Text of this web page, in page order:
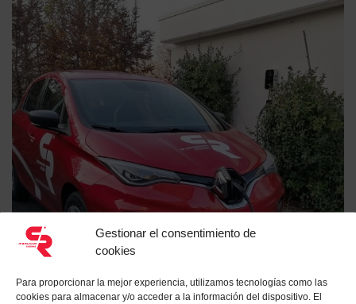
Gestionar el consentimiento de
cookies
Para proporcionar la mejor experiencia, utilizamos tecnologías como las
cookies para almacenar y/o acceder a la información del dispositivo. El